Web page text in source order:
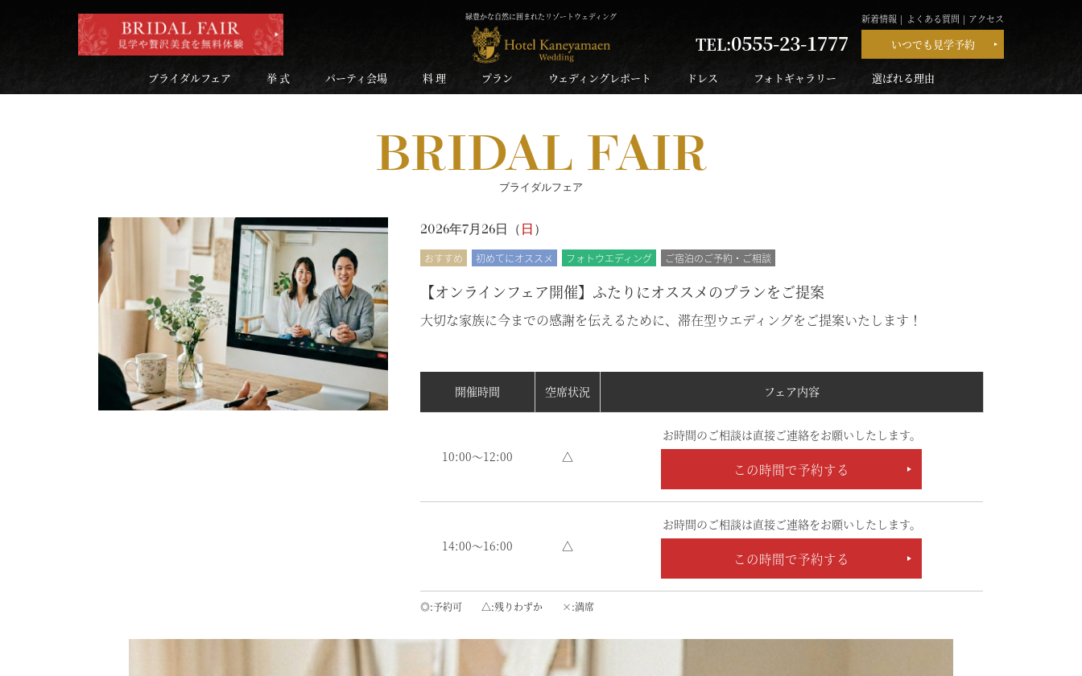
緑豊かな自然に囲まれたリゾートウェディング アクセス
よくある質問
新着情報
TEL:0555-23-1777 いつでも見学予約
ブライダルフェア 挙 式 パーティ会場 料 理 プラン ウェディングレポート ドレス フォトギャラリー 選ばれる理由
BRIDAL FAIR
ブライダルフェア
2026年7月26日（日）
おすすめ 初めてにオススメ フォトウエディング ご宿泊のご予約・ご相談
【オンラインフェア開催】ふたりにオススメのプランをご提案
大切な家族に今までの感謝を伝えるために、滞在型ウエディングをご提案いたします！
開催時間 空席状況 フェア内容
10:00～12:00 △
お時間のご相談は直接ご連絡をお願いしたします。
この時間で予約する
14:00～16:00 △
お時間のご相談は直接ご連絡をお願いしたします。
この時間で予約する
◎ 予約可 △ 残りわずか × 満席